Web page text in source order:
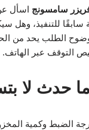
سامسونج اسأل
سابقًا للتنفيذ، وهل
الطلب يحد من
التوقف عبر الهاتف.
حدث لا
الضبط وكمية